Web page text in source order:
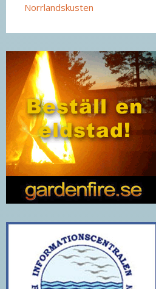
Norrlandskusten